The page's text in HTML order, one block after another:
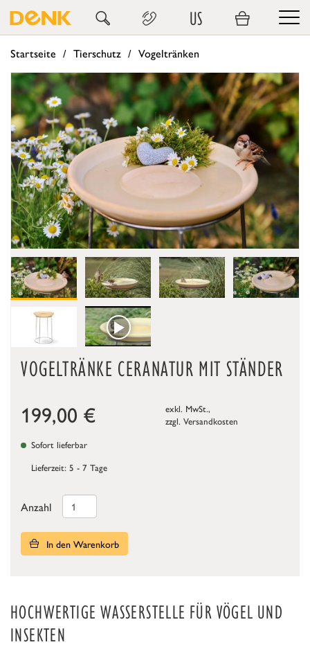
US
Startseite Tierschutz Vogeltränken
VOGELTRÄNKE CERANATUR MIT STÄNDER
199,00 €
exkl. MwSt.,
zzgl. Versandkosten
Sofort lieferbar
Lieferzeit: 5 - 7 Tage
Anzahl
In den Warenkorb
HOCHWERTIGE WASSERSTELLE FÜR VÖGEL UND
INSEKTEN